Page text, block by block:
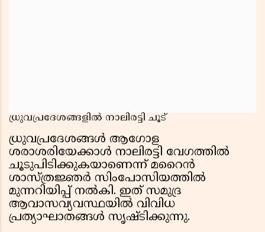
ധ്രുവപ്രദേശങ്ങളിൽ നാലിരട്ടി ചൂട്
ധ്രുവപ്രദേശങ്ങൾ ആഗോള
ശരാശരിയേക്കാൾ നാലിരട്ടി വേഗത്തിൽ
ചൂടുപിടിക്കുകയാണെന്ന് മറൈൻ
ശാസ്ത്രജ്ഞർ സിംപോസിയത്തിൽ
മുന്നറിയിപ്പ് നൽകി. ഇത് സമുദ്ര
ആവാസവ്യവസ്ഥയിൽ വിവിധ
പ്രത്യാഘാതങ്ങൾ സൃഷ്ടിക്കുന്നു.